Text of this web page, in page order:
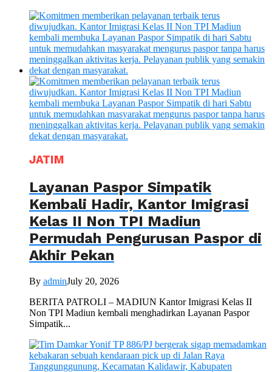
JATIM
Layanan Paspor Simpatik
Kembali Hadir, Kantor Imigrasi
Kelas II Non TPI Madiun
Permudah Pengurusan Paspor di
Akhir Pekan
By adminJuly 20, 2026
BERITA PATROLI – MADIUN Kantor Imigrasi Kelas II
Non TPI Madiun kembali menghadirkan Layanan Paspor
Simpatik...